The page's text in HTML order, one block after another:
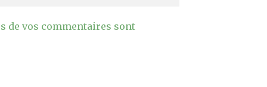
de vos commentaires sont